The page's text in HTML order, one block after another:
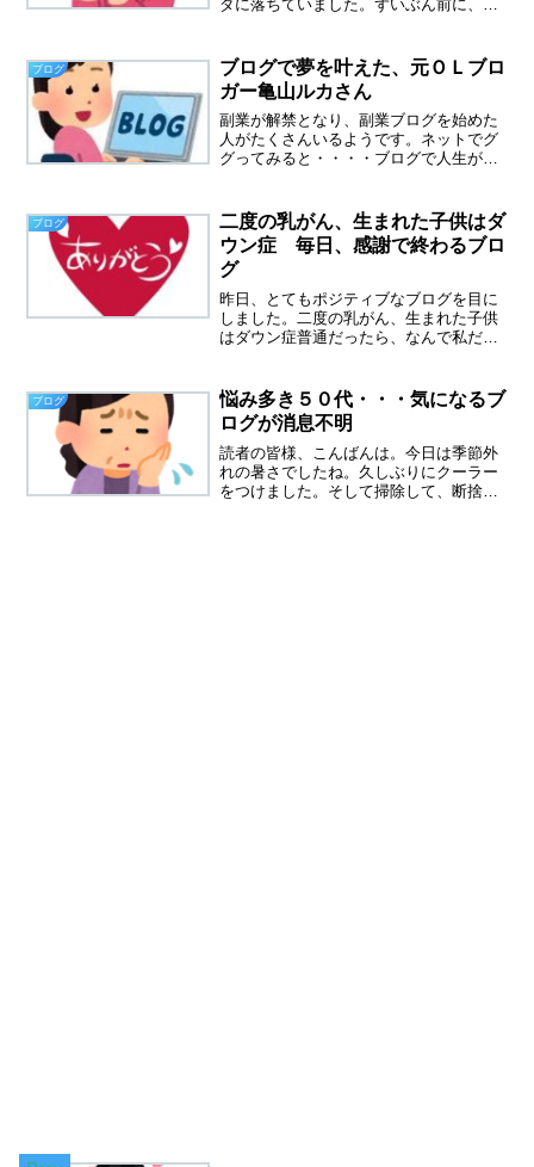
ダに落ちていました。ずいぶん前に、パ
探しまくったけれど、どこにも見当たら
ず。どこまで飛んでいって...
ブログ
ブログで夢を叶えた、元ＯＬブロ
ガー亀山ルカさん
副業が解禁となり、副業ブログを始めた
人がたくさんいるようです。ネットでグ
グってみると・・・・ブログで人生が変
方法等々美味しい文句をたくさん目にし
ます。ブログで人生を変...
ブログ
二度の乳がん、生まれた子供はダ
ウン症 毎日、感謝で終わるブロ
グ
昨日、とてもポジティブなブログを目に
しました。二度の乳がん、生まれた子供
はダウン症普通だったら、なんで私だけ
ちになると思うのです。ところが、この
ブログ主さんはとても前向...
ブログ
悩み多き５０代・・・気になるブ
ログが消息不明
読者の皆様、こんばんは。今日は季節外
れの暑さでしたね。久しぶりにクーラー
をつけました。そして掃除して、断捨離